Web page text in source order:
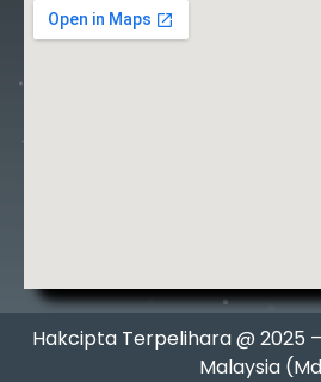
Hakcipta Terpelihara @ 2025
Malaysia